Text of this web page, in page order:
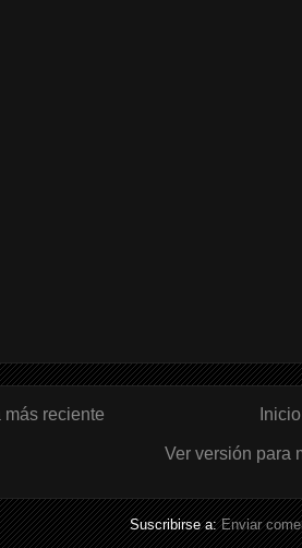
más reciente Inicio
Ver versión para
Suscribirse a:Enviar